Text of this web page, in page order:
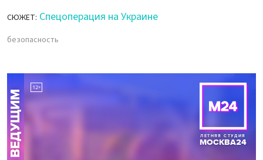
СЮЖЕТ: Спецоперация на Украине
безопасность